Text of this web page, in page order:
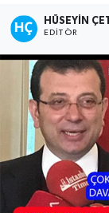
HÜSEYIN
EDITÖR